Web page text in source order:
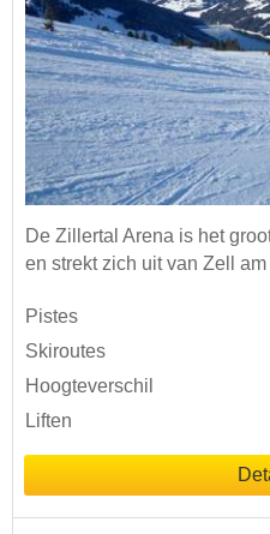
De Zillertal Arena is het
en strekt zich uit van Zell
Pistes
Skiroutes
Hoogteverschil
Liften